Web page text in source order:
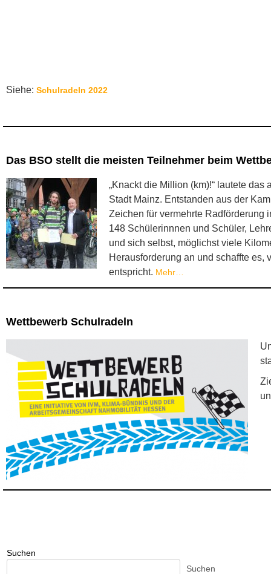
Siehe: Schulradeln 2022
Das BSO stellt die meisten Teilnehmer beim
„Knackt die Million (km)!“ lautete
Stadt Mainz. Entstanden aus der
Zeichen für vermehrte Radförderung
148 Schülerinnnen und Schüler,
und sich selbst, möglichst viele
Herausforderung an und schaffte es,
entspricht. Mehr…
Wettbewerb Schulradeln
Suchen
Suchen